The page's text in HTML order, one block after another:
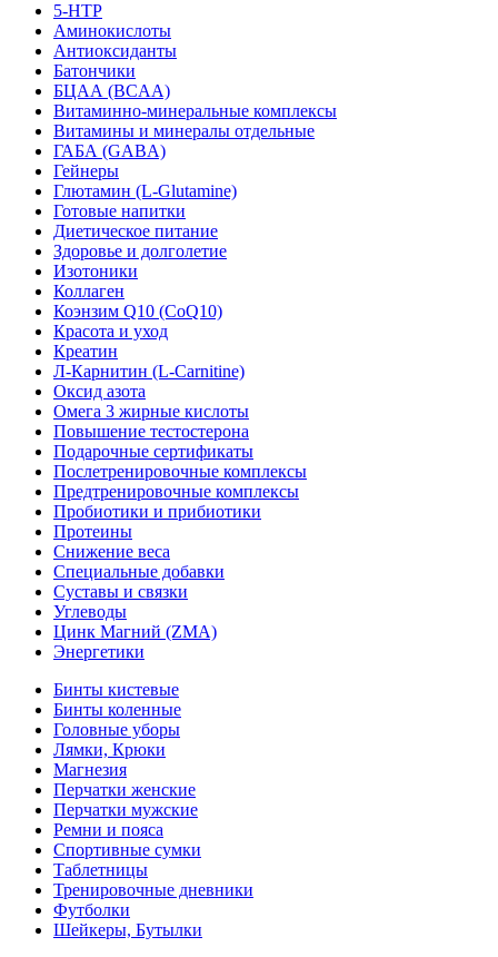
5-HTP
Аминокислоты
Антиоксиданты
Батончики
БЦАА (BCAA)
Витаминно-минеральные комплексы
Витамины и минералы отдельные
ГАБА (GABA)
Гейнеры
Глютамин (L-Glutamine)
Готовые напитки
Диетическое питание
Здоровье и долголетие
Изотоники
Коллаген
Коэнзим Q10 (CoQ10)
Красота и уход
Креатин
Л-Карнитин (L-Сarnitine)
Оксид азота
Омега 3 жирные кислоты
Повышение тестостерона
Подарочные сертификаты
Послетренировочные комплексы
Предтренировочные комплексы
Пробиотики и прибиотики
Протеины
Снижение веса
Специальные добавки
Суставы и связки
Углеводы
Цинк Магний (ZMA)
Энергетики
Бинты кистевые
Бинты коленные
Головные уборы
Лямки, Крюки
Магнезия
Перчатки женские
Перчатки мужские
Ремни и пояса
Спортивные сумки
Таблетницы
Тренировочные дневники
Футболки
Шейкеры, Бутылки